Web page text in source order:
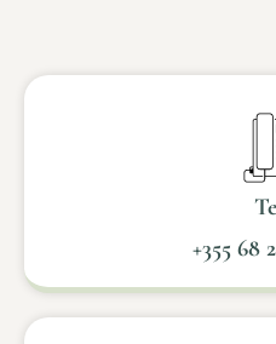
+355 68